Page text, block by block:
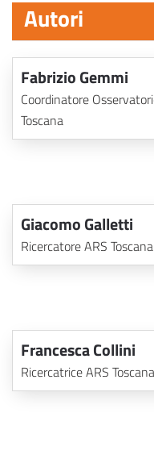
Autori
Fabrizio Gemmi
Coordinatore
Toscana
Giacomo Galletti
Ricercatore ARS Toscana
Francesca Collini
Ricercatrice ARS Toscana